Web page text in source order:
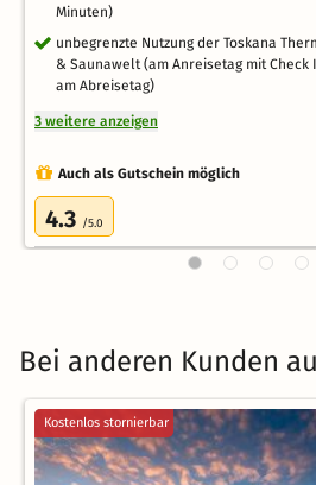
Minuten)
unbegrenzte Nutzung der Toskana
& Saunawelt (am Anreisetag mit Check
am Abreisetag)
3 weitere anzeigen
Auch als Gutschein möglich
4.3 /5.0
Bei anderen Kunden
Kostenlos stornierbar